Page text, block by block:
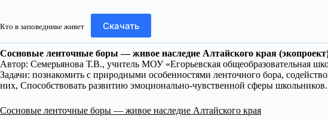
Кто в заповеднике живет Скачать
Сосновые ленточные боры — живое наследие Алтайского края
Автор: Семерьянова Т.В., учитель МОУ «Егорьевская общеобразовательная
Задачи: познакомить с природными особенностями ленточного бора,
них, Способствовать развитию эмоционально-чувственной сферы
Сосновые ленточные боры — живое наследие Алтайского края